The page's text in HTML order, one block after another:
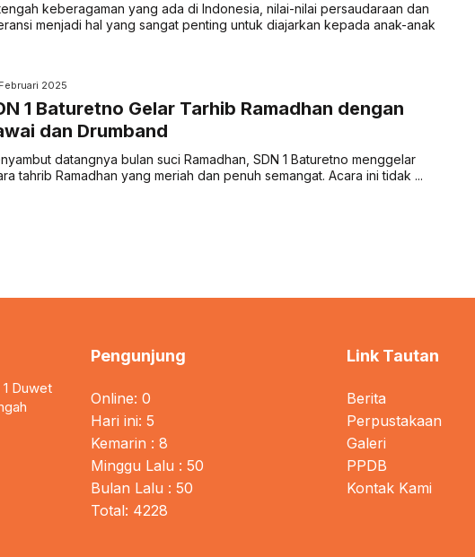
keberagaman yang ada di Indonesia, nilai-nilai persaudaraan dan
menjadi hal yang sangat penting untuk diajarkan kepada anak-anak
2025
1 Baturetno Gelar Tarhib Ramadhan dengan
dan Drumband
datangnya bulan suci Ramadhan, SDN 1 Baturetno menggelar
tahrib Ramadhan yang meriah dan penuh semangat. Acara ini tidak ...
Duwet
Pengunjung
Online: 0
Hari ini: 5
Kemarin : 8
Minggu Lalu : 50
Bulan Lalu : 50
Total: 4228
Link Tautan
Berita
Perpustakaan
Galeri
PPDB
Kontak Kami